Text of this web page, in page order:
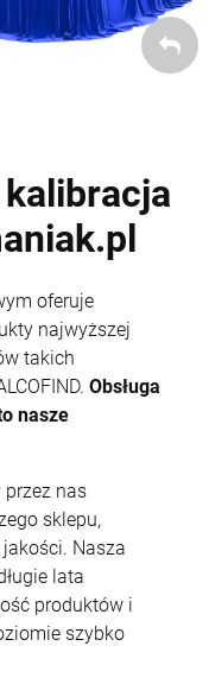
oferuje
najwyższej
takich
Obsługa
nasze
przez nas
sklepu,
Nasza
lata
produktów i
szybko